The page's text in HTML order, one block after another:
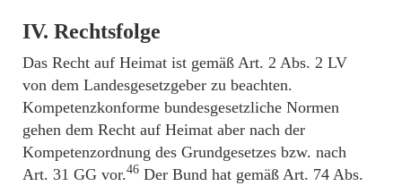
IV. Rechtsfolge
Das Recht auf Heimat ist gemäß Art. 2 Abs. 2 LV
von dem Landesgesetzgeber zu beachten.
Kompetenzkonforme bundesgesetzliche Normen
gehen dem Recht auf Heimat aber nach der
Kompetenzordnung des Grundgesetzes bzw. nach
Art. 31 GG vor.46 Der Bund hat gemäß Art. 74 Abs.